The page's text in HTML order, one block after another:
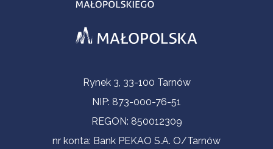
Contact InformationRynek 3, 33-100 Tarnów
NIP: 873-000-76-51
REGON: 850012309
nr konta: Bank PEKAO S.A. O/Tarnów